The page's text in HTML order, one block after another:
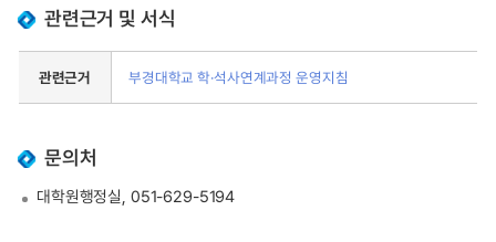
관련근거 및 서식
관련근거, 관련사이트로 구분된 표
관련근거
부경대학교 학·석사연계과정 운영지침
문의처
대학원행정실, 051-629-5194